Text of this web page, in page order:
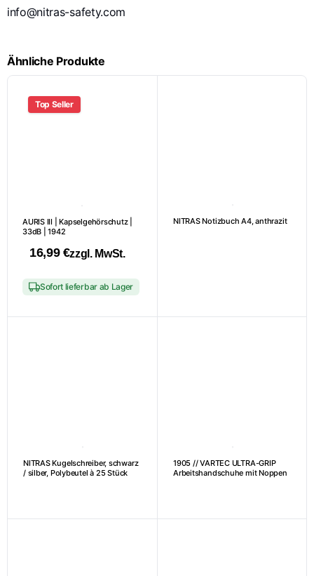
info@nitras-safety.com
Ähnliche Produkte
Top Seller
AURIS III | Kapselgehörschutz |
33dB | 1942
16,99 €zzgl. MwSt.
Sofort lieferbar ab Lager
NITRAS Notizbuch A4, anthrazit
NITRAS Kugelschreiber, schwarz
/ silber, Polybeutel à 25 Stück
1905 // VARTEC ULTRA-GRIP
Arbeitshandschuhe mit Noppen